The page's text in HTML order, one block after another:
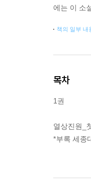
에는 이 소
책의 일부 내
목차
1권
열상진원_
*부록 세종